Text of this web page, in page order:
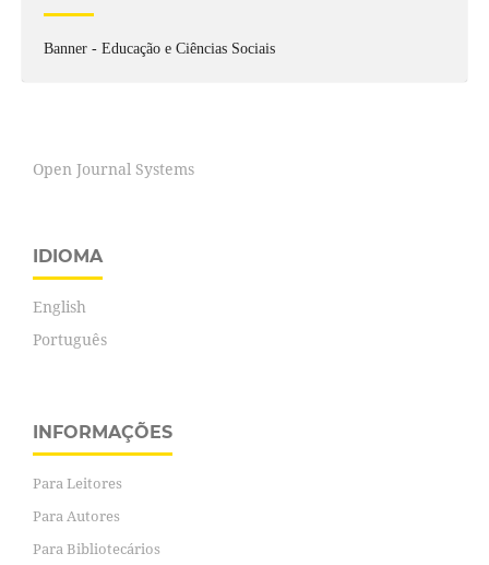
Banner - Educação e Ciências Sociais
Open Journal Systems
IDIOMA
English
Português
INFORMAÇÕES
Para Leitores
Para Autores
Para Bibliotecários